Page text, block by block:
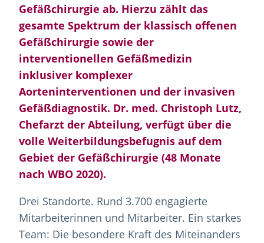
Gefäßchirurgie ab. Hierzu zählt das
gesamte Spektrum der klassisch offenen
Gefäßchirurgie sowie der
interventionellen Gefäßmedizin
inklusiver komplexer
Aorteninterventionen und der invasiven
Gefäßdiagnostik. Dr. med. Christoph Lutz,
Chefarzt der Abteilung, verfügt über die
volle Weiterbildungsbefugnis auf dem
Gebiet der Gefäßchirurgie (48 Monate
nach WBO 2020).
Drei Standorte. Rund 3.700 engagierte
Mitarbeiterinnen und Mitarbeiter. Ein starkes
Team: Die besondere Kraft des Miteinanders